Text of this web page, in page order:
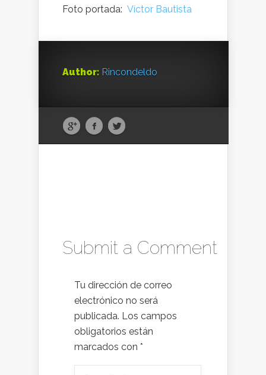
Foto portada: Víctor Bautista
Author: Rincondeldo
Submit a Comment
Tu dirección de correo
electrónico no será
publicada. Los campos
obligatorios están
marcados con *